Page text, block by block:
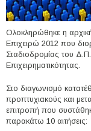
Ολοκληρώθηκε η
Επιχειρώ 2012 που
Σταδιοδρομίας του
Επιχειρηματικότητας.
Στο διαγωνισμό
προπτυχιακούς και
επιτροπή που
παρακάτω 10 αιτήσεις: